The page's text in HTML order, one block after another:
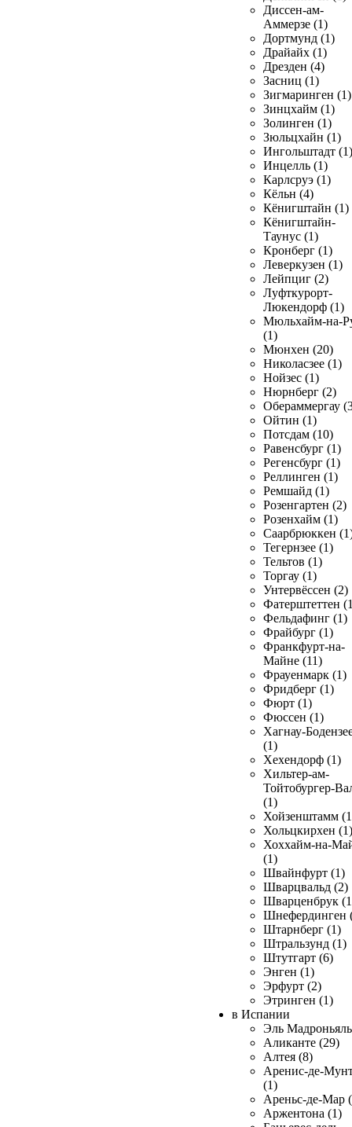
Диссен-ам-
Аммерзе (1)
Дортмунд (1)
Драйайх (1)
Дрезден (4)
Засниц (1)
Зигмаринген (1)
Зинцхайм (1)
Золинген (1)
Зюльцхайн (1)
Ингольштадт (1)
Инцелль (1)
Карлсруэ (1)
Кёльн (4)
Кёнигштайн (1)
Кёнигштайн-
Таунус (1)
Кронберг (1)
Леверкузен (1)
Лейпциг (2)
Луфткурорт-
Люкендорф (1)
Мюльхайм-на-
(1)
Мюнхен (20)
Николасзее (1)
Нойзес (1)
Нюрнберг (2)
Обераммергау
Ойтин (1)
Потсдам (10)
Равенсбург (1)
Регенсбург (1)
Реллинген (1)
Ремшайд (1)
Розенгартен (2)
Розенхайм (1)
Саарбрюккен
Тегернзее (1)
Тельтов (1)
Торгау (1)
Унтервёссен (2)
Фатерштеттен
Фельдафинг (1)
Фрайбург (1)
Франкфурт-на-
Майне (11)
Фрауенмарк (1)
Фридберг (1)
Фюрт (1)
Фюссен (1)
Хагнау-
(1)
Хехендорф (1)
Хильтер-ам-
Тойтобургер-
(1)
Хойзенштамм
Хольцкирхен (1)
Хоххайм-на-
(1)
Швайнфурт (1)
Шварцвальд (2)
Шварценбрук
Шнефердинген
Штарнберг (1)
Штральзунд (1)
Штутгарт (6)
Энген (1)
Эрфурт (2)
Этринген (1)
в Испании
Эль
Аликанте (29)
Алтея (8)
Аренис-де-
(1)
Ареньс-де-Мар
Аржентона (1)